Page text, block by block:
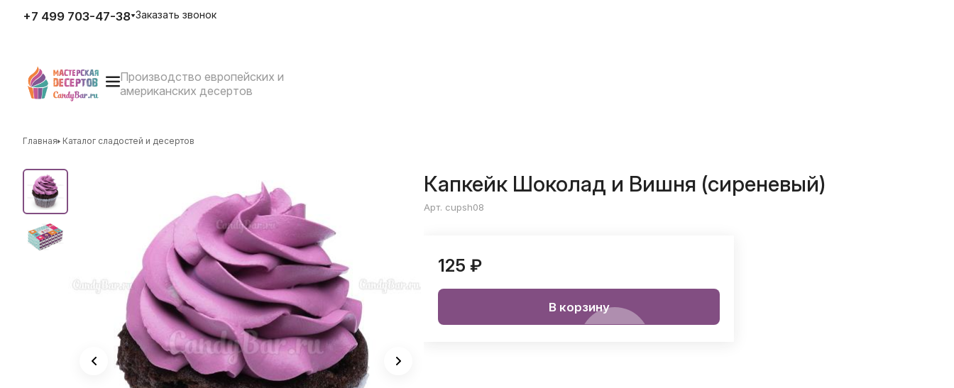
Главная Каталог сладостей и десертов
Капкейк Шоколад и Вишня (сиреневый)
Арт. cupsh08
125 ₽
В корзину
+7 499 703-47-38
E-mail
zakaz@candybar.ru
Адрес
Режим работы
Заказать звонок
Производство европейских и
американских десертов